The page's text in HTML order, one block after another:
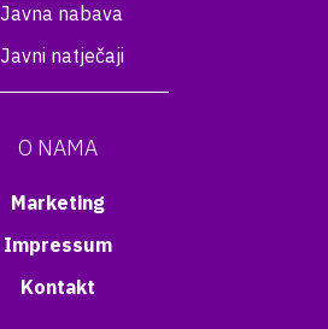
Javna nabava
Javni natječaji
O NAMA
Marketing
Impressum
Kontakt